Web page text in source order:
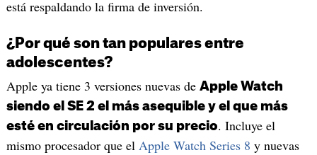
está respaldando la firma de inversión.
¿Por qué son tan populares entre
adolescentes?
Apple ya tiene 3 versiones nuevas de Apple Watch
siendo el SE 2 el más asequible y el que más
esté en circulación por su precio. Incluye el
mismo procesador que el Apple Watch Series 8 y nuevas